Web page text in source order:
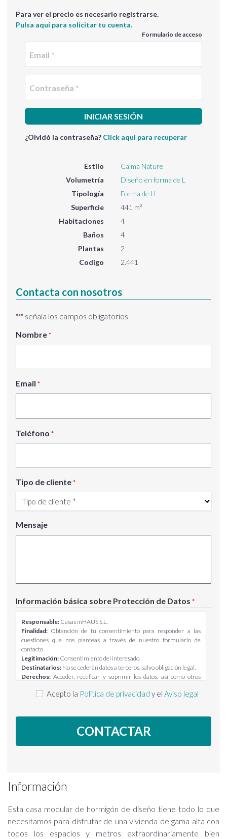
Para ver el precio es necesario registrarse.
Pulsa aquí para solicitar tu cuenta.
Formulario de acceso
¿Olvidó la contraseña? Click aqui para recuperar
Estilo
Calma Nature
Volumetría
Diseño en forma de L
Tipología
Forma de H
Superficie
441 m²
Habitaciones
4
Baños
4
Plantas
2
Codigo
2.441
Contacta con nosotros
"*" señala los campos obligatorios
Nombre *
Email *
Teléfono *
Tipo de cliente *
Mensaje
Información básica sobre Protección de Datos *
Responsable: Casas inHAUS S.L.
Finalidad: Obtención de tu consentimiento para responder a las
cuestiones que nos planteas a través de nuestro formulario de
contacto.
Legitimación: Consentimiento del interesado.
Destinatarios: No se cederán datos a terceros, salvo obligación legal.
Derechos: Acceder, rectificar y suprimir los datos, así como otros
Información adicional:Puedes consultar la información adicional y
Acepto la Política de privacidad y el Aviso legal
Información
Esta casa modular de hormigón de diseño tiene todo lo que
necesitamos para disfrutar de una vivienda de gama alta con
todos los espacios y metros extraordinariamente bien